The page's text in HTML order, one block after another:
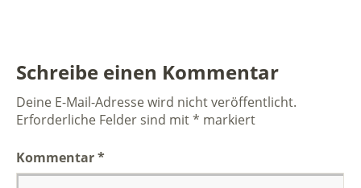
Schreibe einen Kommentar
Deine E-Mail-Adresse wird nicht veröffentlicht.
Erforderliche Felder sind mit* markiert
Kommentar*